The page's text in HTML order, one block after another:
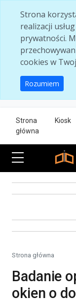
Strona
realizacji
prywatności.
cookies w
Rozumiem
Strona
główna
Kiosk
Strona główna
Badanie
okien o